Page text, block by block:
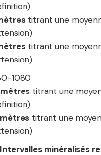
titrant une
titrant une
1080
mètres titrant une
mètres titrant une
Intervalles minéralisés